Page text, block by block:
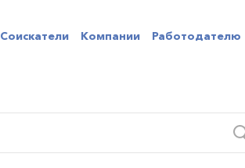
Соискатели Компании Работодателю